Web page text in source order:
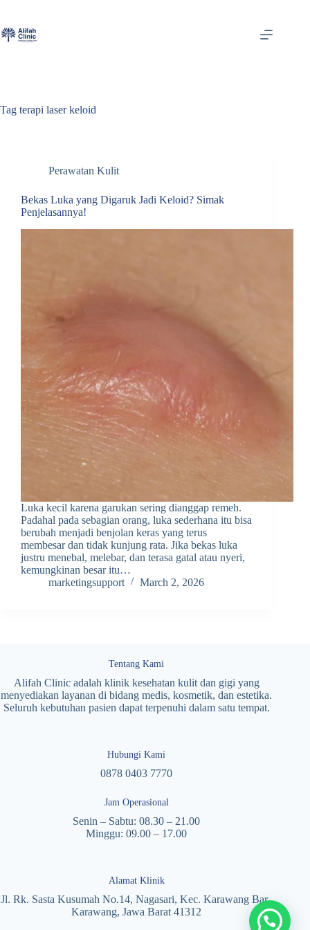
content
Tag terapi laser keloid
Perawatan Kulit
Bekas Luka yang Digaruk Jadi Keloid? Simak
Penjelasannya!
Luka kecil karena garukan sering dianggap remeh.
Padahal pada sebagian orang, luka sederhana itu bisa
berubah menjadi benjolan keras yang terus
membesar dan tidak kunjung rata. Jika bekas luka
justru menebal, melebar, dan terasa gatal atau nyeri,
kemungkinan besar itu…
marketingsupport
March 2, 2026
Tentang Kami
Alifah Clinic adalah klinik kesehatan kulit dan gigi yang
menyediakan layanan di bidang medis, kosmetik, dan estetika.
Seluruh kebutuhan pasien dapat terpenuhi dalam satu tempat.
Hubungi Kami
0878 0403 7770
Jam Operasional
Senin – Sabtu: 08.30 – 21.00
Minggu: 09.00 – 17.00
Alamat Klinik
Jl. Rk. Sasta Kusumah No.14, Nagasari, Kec. Karawang Bar.,
Karawang, Jawa Barat 41312